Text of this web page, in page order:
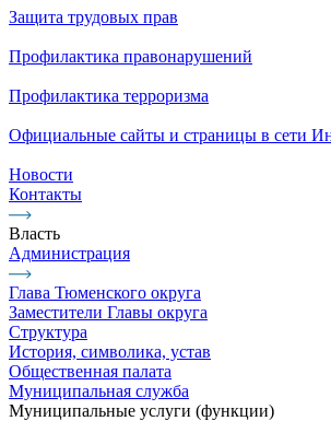
Защита трудовых прав
Профилактика правонарушений
Профилактика терроризма
Официальные сайты и страницы в сети
Новости
Контакты
Власть
Администрация
Глава Тюменского округа
Заместители Главы округа
Структура
История, символика, устав
Общественная палата
Муниципальная служба
Муниципальные услуги (функции)